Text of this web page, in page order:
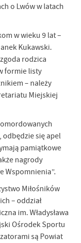
o Lwów w latach
w wieku 9 lat –
Kukawski.
rodzica
formie listy
– należy
Miejskiej
odbędzie się apel
pamiątkowe
nagrody
Wspomnienia”.
Miłośników
– oddział
im. Władysława
Ośrodek Sportu
są Powiat